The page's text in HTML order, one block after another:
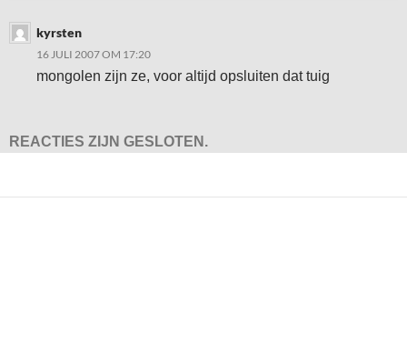
kyrsten
16 JULI 2007 OM 17:20
mongolen zijn ze, voor altijd opsluiten dat tuig
REACTIES ZIJN GESLOTEN.